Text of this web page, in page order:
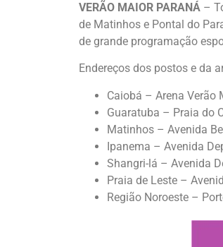
VERÃO MAIOR PARANÁ –
de Matinhos e Pontal do
de grande programação
Endereços dos postos e da
Caiobá – Arena Verão
Guaratuba – Praia do
Matinhos – Avenida
Ipanema – Avenida
Shangri-lá – Avenida
Praia de Leste –
Região Noroeste –